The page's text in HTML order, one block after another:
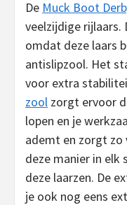
De Muck Boot
veelzijdige rijlaars.
omdat deze laars
antislipzool. Het
voor extra
zool zorgt ervoor
lopen en je
ademt en zorgt
deze manier in elk
deze laarzen. De
je ook nog eens